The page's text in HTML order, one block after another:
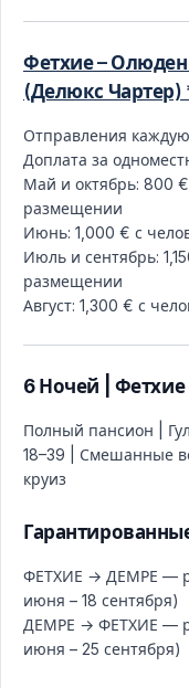
Фетхие –
(Делюкс Чартер)
Отправления каждую
Доплата за
Май и октябрь: 800
размещении
Июнь: 1,000 € с
Июль и сентябрь:
размещении
Август: 1,300 € с
6 Ночей |
Полный пансион |
18–39 | Смешанные
круиз
ФЕТХИЕ → ДЕМРЕ —
июня – 18 сентября)
ДЕМРЕ → ФЕТХИЕ —
июня – 25 сентября)